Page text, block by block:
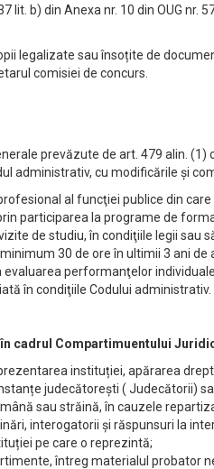
lit. b) din Anexa nr. 10 din OUG nr.
legalizate sau însoțite de
comisiei de concurs.
prevăzute de art. 479 alin. (1)
administrativ, cu modificările și
al funcţiei publice din
participarea la programe de
de studiu, în condiţiile legii sau
30 de ore în ultimii 3 ani de
performanţelor
în condiţiile Codului administrativ.
cadrul Compartimuentului
instituției, apărarea
judecătorești ( Judecătorii)
sau străină, în cauzele
interogatorii și răspunsuri la
pe care o reprezintă;
întreg materialul probator